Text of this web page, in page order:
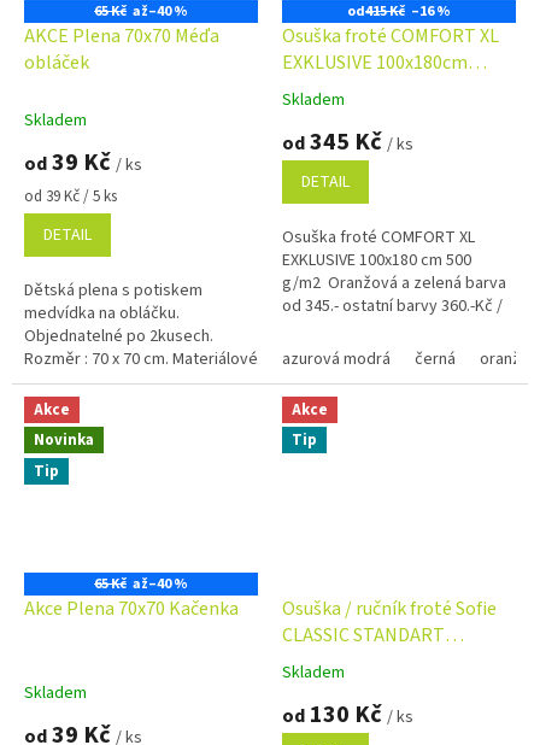
65 Kč až–40 %
AKCE Plena 70x70 Méďa
obláček
Skladem
od39 Kč / ks
Měrná
cena:
od 39 Kč / 5 ks
DETAIL
Dětská plena s potiskem
medvídka na obláčku.
Objednatelné po 2kusech.
Rozměr : 70 x 70 cm. Materiálové
složení : 100% Bavlna. Plošná
hmotnost : 118 g/m2.
od415 Kč –16 %
Osuška froté COMFORT XL
EXKLUSIVE 100x180cm
500g/m2
Průměrné
produktu
5,0
5
hvězdiček.
Skladem
od345 Kč / ks
DETAIL
Osuška froté COMFORT XL
EXKLUSIVE 100x180 cm 500
g/m2 Oranžová a zelená barva
od 345.- ostatní barvy 360.-Kč /
program se slevami již...
azurová modrá černá
Akce
Novinka
Tip
65 Kč až–40 %
Akce Plena 70x70 Kačenka
Skladem
od39 Kč / ks
Akce
Tip
Osuška / ručník froté Sofie
CLASSIC STANDART
70x140cm 400g/m2
Průměrné
produktu
Skladem
od 130 Kč / ks